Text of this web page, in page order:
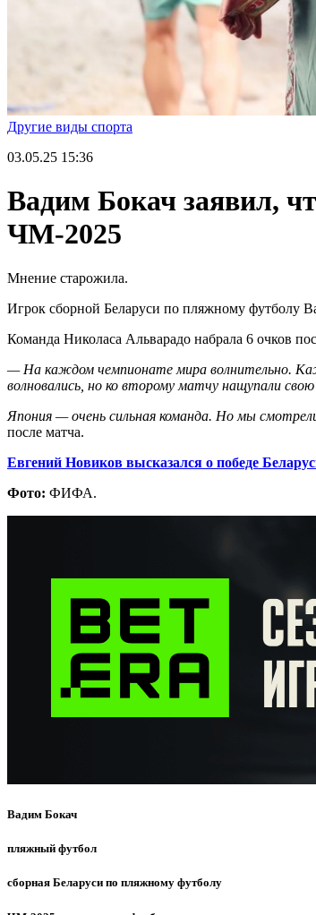
Другие виды спорта
03.05.25 15:36
Вадим Бокач заявил,
ЧМ-2025
Мнение старожила.
Игрок сборной Беларуси по пляжному футболу
Команда Николаса Альварадо набрала 6 очков
— На каждом чемпионате мира волнительно.
волновались, но ко второму матчу нащупали
Япония — очень сильная команда. Но мы
после матча.
Евгений Новиков высказался о победе
Фото: ФИФА.
Вадим Бокач
пляжный футбол
сборная Беларуси по пляжному футболу